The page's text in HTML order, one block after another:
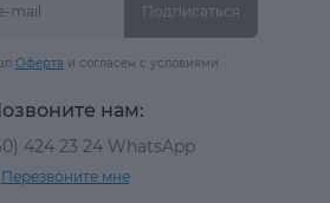
Подписаться
Оферта и согласен с условиями
нам:
424 23 24 WhatsApp
Перезвоните мне